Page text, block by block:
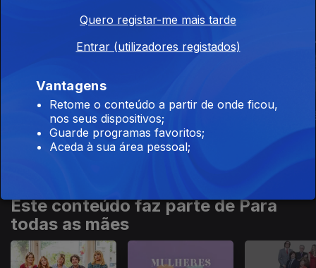
todas as mulheres
Mulheres Que
Contam
3 Mulheres
Era Bonito
Este conteúdo faz parte de Para
todas as mães
Quero registar-me mais tarde
Entrar (utilizadores registados)
Vantagens
Retome o conteúdo a partir de onde ficou,
nos seus dispositivos;
Guarde programas favoritos;
Aceda à sua área pessoal;